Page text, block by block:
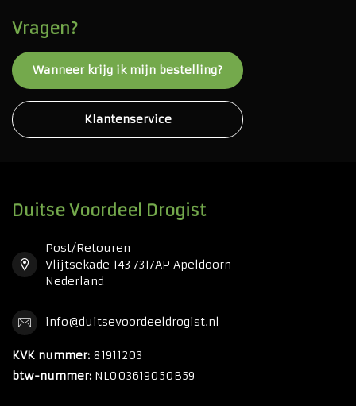
Vragen?
Wanneer krijg ik mijn bestelling?
Klantenservice
Duitse Voordeel Drogist
Post/Retouren
Vlijtsekade 143 7317AP Apeldoorn
Nederland
info@duitsevoordeeldrogist.nl
KVK nummer: 81911203
btw-nummer: NL003619050B59